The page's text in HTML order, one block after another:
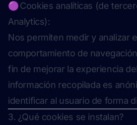
🟣 Cookies analíticas (de
Analytics):
Nos permiten medir y analizar
comportamiento de
fin de mejorar la experiencia
información recopilada es
identificar al usuario de forma
3. ¿Qué cookies se instalan?